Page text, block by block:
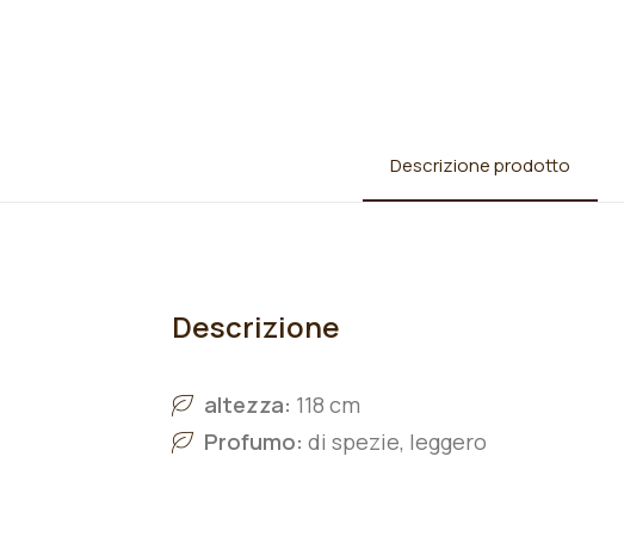
Descrizione prodotto
Descrizione
altezza: 118 cm
Profumo: di spezie, leggero